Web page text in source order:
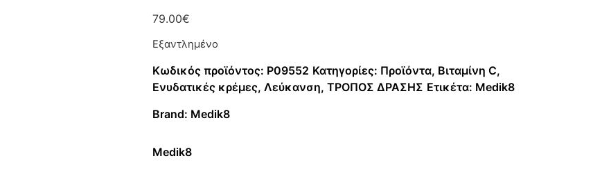
79.00€
Εξαντλημένο
Κωδικός προϊόντος: P09552 Κατηγορίες: Προϊόντα, Βιταμίνη C,
Ενυδατικές κρέμες, Λεύκανση, ΤΡΟΠΟΣ ΔΡΑΣΗΣ Ετικέτα: Medik8
Brand: Medik8
Medik8